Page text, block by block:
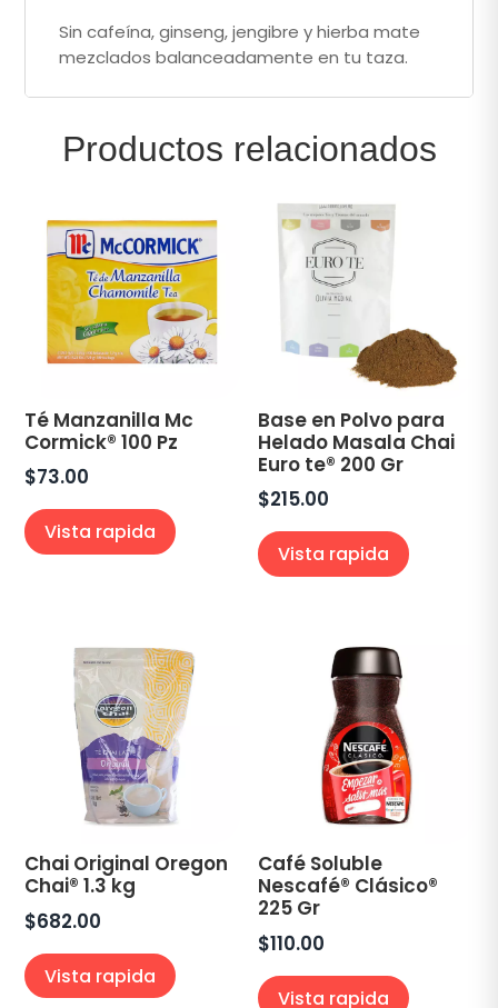
Sin cafeína, ginseng, jengibre y hierba mate
mezclados balanceadamente en tu taza.
Productos relacionados
Té Manzanilla Mc
Cormick® 100 Pz
$73.00
Vista rapida
Base en Polvo para
Helado Masala Chai
Euro te® 200 Gr
$215.00
Vista rapida
Chai Original Oregon
Chai® 1.3 kg
$682.00
Vista rapida
Café Soluble
Nescafé® Clásico®
225 Gr
$110.00
Vista rapida